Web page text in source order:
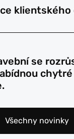
se
chytré
Všechny novinky